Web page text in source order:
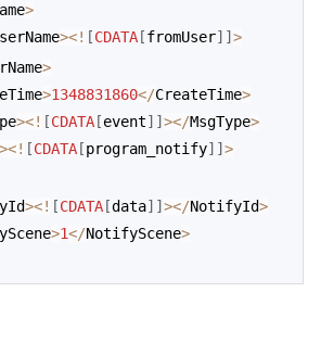
>
><! [CDATA [fromUser] ] >
>
>1348831860</CreateTime>
><! [CDATA [event] ] ></MsgType>
><! [CDATA [program_notify] ] >
><! [CDATA [data] ] ></NotifyId>
>1</NotifyScene>